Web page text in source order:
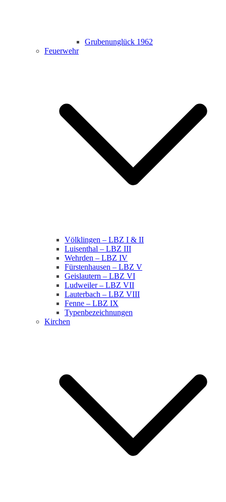
Grubenunglück 1962
Feuerwehr
Völklingen – LBZ I & II
Luisenthal – LBZ III
Wehrden – LBZ IV
Fürstenhausen – LBZ V
Geislautern – LBZ VI
Ludweiler – LBZ VII
Lauterbach – LBZ VIII
Fenne – LBZ IX
Typenbezeichnungen
Kirchen